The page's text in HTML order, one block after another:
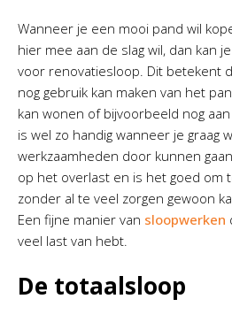
Wanneer je een mooi pand wil
hier mee aan de slag wil, dan kan
voor renovatiesloop. Dit betekent
nog gebruik kan maken van het
kan wonen of bijvoorbeeld nog
is wel zo handig wanneer je graag
werkzaamheden door kunnen
op het overlast en is het goed om
zonder al te veel zorgen gewoon
Een fijne manier van sloopwerken
veel last van hebt.
De totaalsloop